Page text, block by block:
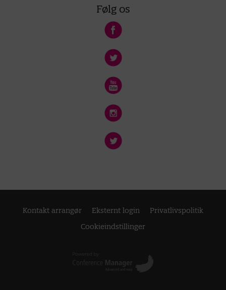
Følg os
Kontakt arrangør Eksternt login
Privatlivspolitik
Cookieindstillinger